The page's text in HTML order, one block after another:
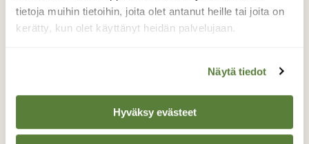
tietoja muihin tietoihin, joita olet antanut heille tai joita on
kerätty, kun olet käyttänyt heidän palvelujaan.
Näytä tiedot
Hyväksy evästeet
reunamilla, peltojen pientareilla... Tässä
herkkä harakankello.
TAKAISIN LISTAAN